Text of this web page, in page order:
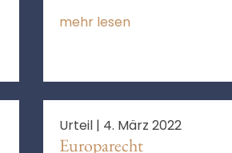
Vertragsschlusses
mehr lesen
Urteil | 4. März 2022
Europarecht